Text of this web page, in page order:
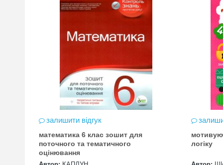
залишити відгук
математика 6 клас зошит для
поточного та тематичного
оцінювання
логіку